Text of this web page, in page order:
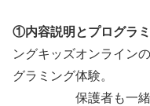
①内容説明とプログラミ
ングキッズオンライン
グラミング体験。
保護者も一緒に参